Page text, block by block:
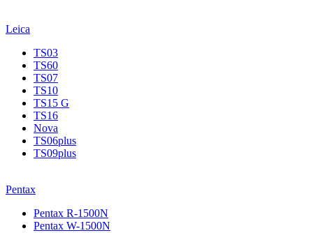
Leica
TS03
TS60
TS07
TS10
TS15 G
TS16
Nova
TS06plus
TS09plus
Pentax
Pentax R-1500N
Pentax W-1500N